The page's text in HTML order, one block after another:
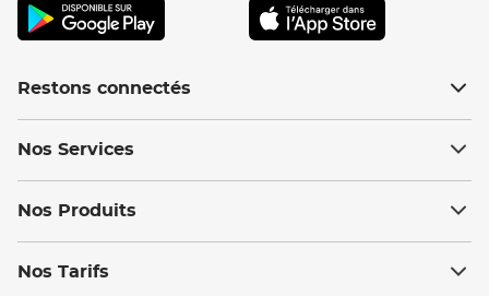
Restons connectés
Nos Services
Nos Produits
Nos Tarifs